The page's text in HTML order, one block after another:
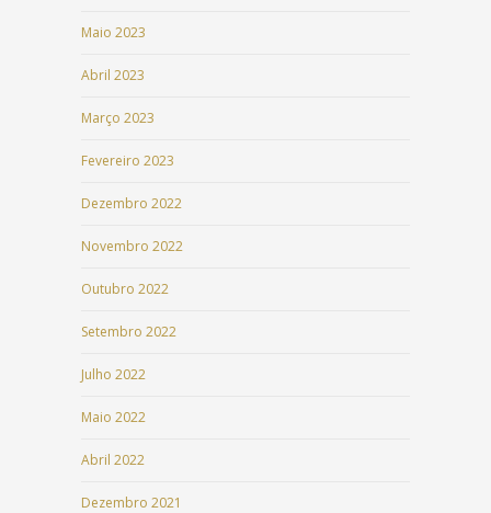
Maio 2023
Abril 2023
Março 2023
Fevereiro 2023
Dezembro 2022
Novembro 2022
Outubro 2022
Setembro 2022
Julho 2022
Maio 2022
Abril 2022
Dezembro 2021